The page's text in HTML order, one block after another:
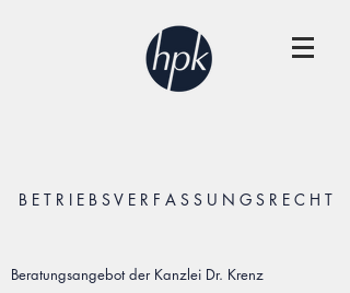
B E T R I E B S V E R F A S S U N G S R E C H T
Beratungsangebot der Kanzlei Dr. Krenz